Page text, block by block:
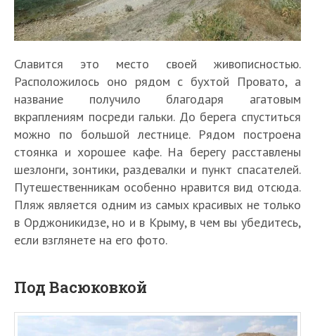
Славится это место своей живописностью.
Расположилось оно рядом с бухтой Провато, а
название получило благодаря агатовым
вкраплениям посреди гальки. До берега спуститься
можно по большой лестнице. Рядом построена
стоянка и хорошее кафе. На берегу расставлены
шезлонги, зонтики, раздевалки и пункт спасателей.
Путешественникам особенно нравится вид отсюда.
Пляж является одним из самых красивых не только
в Орджоникидзе, но и в Крыму, в чем вы убедитесь,
если взглянете на его фото.
Под Васюковкой